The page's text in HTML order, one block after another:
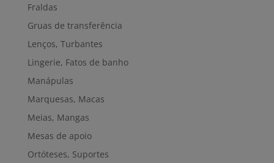
Fraldas
Gruas de transferência
Lenços, Turbantes
Lingerie, Fatos de banho
Manápulas
Marquesas, Macas
Meias, Mangas
Mesas de apoio
Ortóteses, Suportes